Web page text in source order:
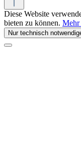
Diese Website
bieten zu können. Mehr
Nur technisch